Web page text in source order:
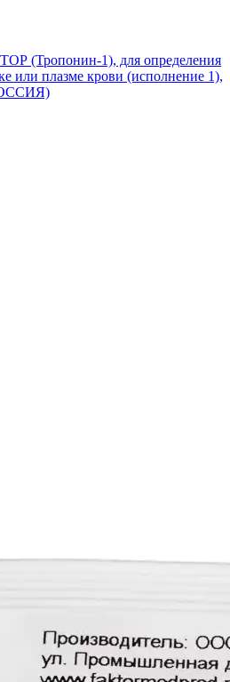
(Тропонин-1), для определения
или плазме крови (исполнение 1),